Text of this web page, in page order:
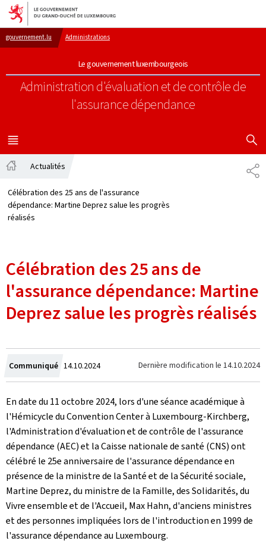
Aller au menu principal
Aller au contenu
gouvernement.lu Administrations
Le gouvernement luxembourgeois
Administration d'évaluation et de contrôle de
l'assurance dépendance
MENU
PRINCIPAL
Actualités
Célébration des 25 ans de l'assurance
dépendance: Martine Deprez salue les progrès
réalisés
Célébration des 25 ans de
l'assurance dépendance: Martine
Deprez salue les progrès réalisés
Communiqué Crée
le
14.10.2024 Dernière modification le 14.10.2024
En date du 11 octobre 2024, lors d'une séance académique à
l'Hémicycle du Convention Center à Luxembourg-Kirchberg,
l'Administration d'évaluation et de contrôle de l'assurance
dépendance (AEC) et la Caisse nationale de santé (CNS) ont
célébré le 25e anniversaire de l'assurance dépendance en
présence de la ministre de la Santé et de la Sécurité sociale,
Martine Deprez, du ministre de la Famille, des Solidarités, du
Vivre ensemble et de l'Accueil, Max Hahn, d'anciens ministres
et des personnes impliquées lors de l'introduction en 1999 de
l'assurance dépendance au Luxembourg.